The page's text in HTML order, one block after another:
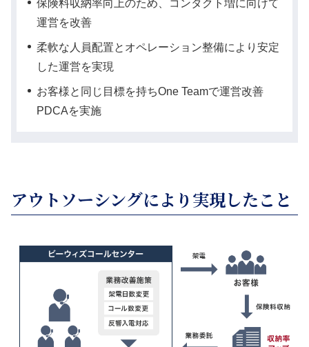
保険料収納率向上のため、コンタクト増に向けて
運営を改善
柔軟な人員配置とオペレーション整備により安定
した運営を実現
お客様と同じ目標を持ちOne Teamで運営改善
PDCAを実施
アウトソーシングにより実現したこと